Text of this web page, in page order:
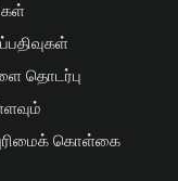
தொடர்பு
கொள்கை